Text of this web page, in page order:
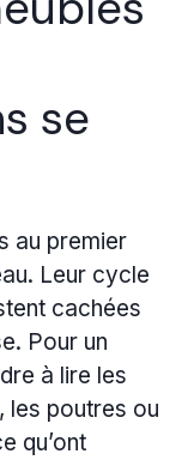
se
au premier
Leur cycle
cachées
Pour un
à lire les
, les poutres ou
qu’ont